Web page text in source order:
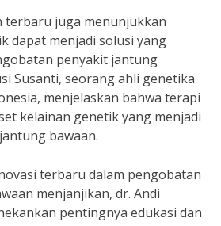
terbaru juga menunjukkan
dapat menjadi solusi yang
penyakit jantung
Susanti, seorang ahli genetika
menjelaskan bahwa terapi
kelainan genetik yang menjadi
bawaan.
terbaru dalam pengobatan
menjanjikan, dr. Andi
pentingnya edukasi dan